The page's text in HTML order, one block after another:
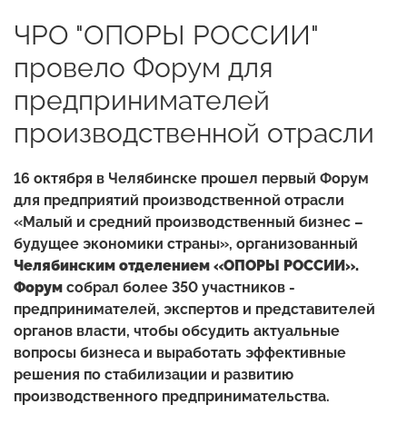
ЧРО "ОПОРЫ РОССИИ"
провело Форум для
предпринимателей
производственной отрасли
16 октября в Челябинске прошел первый Форум
для предприятий производственной отрасли
«Малый и средний производственный бизнес –
будущее экономики страны», организованный
Челябинским отделением «ОПОРЫ РОССИИ».
Форум собрал более 350 участников -
предпринимателей, экспертов и представителей
органов власти, чтобы обсудить актуальные
вопросы бизнеса и выработать эффективные
решения по стабилизации и развитию
производственного предпринимательства.